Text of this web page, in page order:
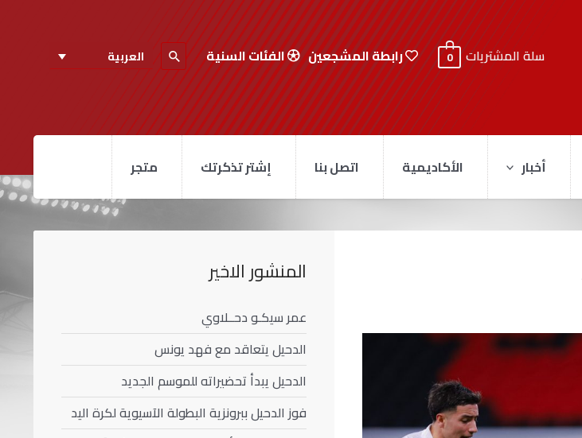
سلة المشتريات 0 رابطة المشجعين الفئات السنية العربية
أخبار الأكاديمية اتصل بنا إشتر تذكرتك متجر
المنشور الاخير
عمر سيكـو دحــلاوي
الدحيل يتعاقد مع فهد يونس
الدحيل يبدأ تحضيراته للموسم الجديد
فوز الدحيل ببرونزية البطولة الآسيوية لكرة اليد